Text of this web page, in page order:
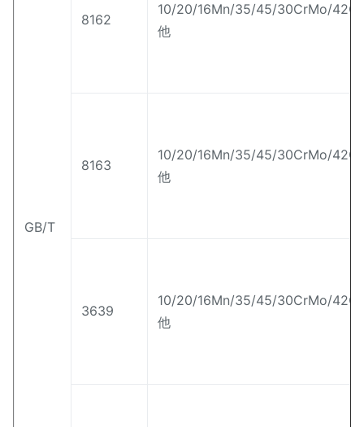
GB/T
8162
10/20/16Mn/35/45/30CrMo/
他
8163
10/20/16Mn/35/45/30CrMo/
他
3639
10/20/16Mn/35/45/30CrMo/
他